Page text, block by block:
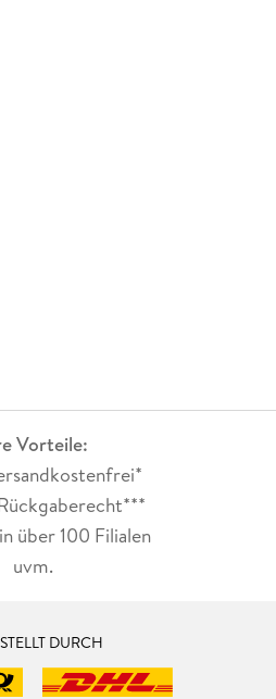
Vorteile:
über 100 Filialen
uvm.
DURCH